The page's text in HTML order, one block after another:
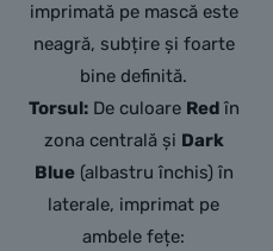
imprimată pe mască este
neagră, subțire și foarte
bine definită.
Torsul:De culoare Redîn
zona centrală și Dark
Blue(albastru închis) în
laterale, imprimat pe
ambele fețe: